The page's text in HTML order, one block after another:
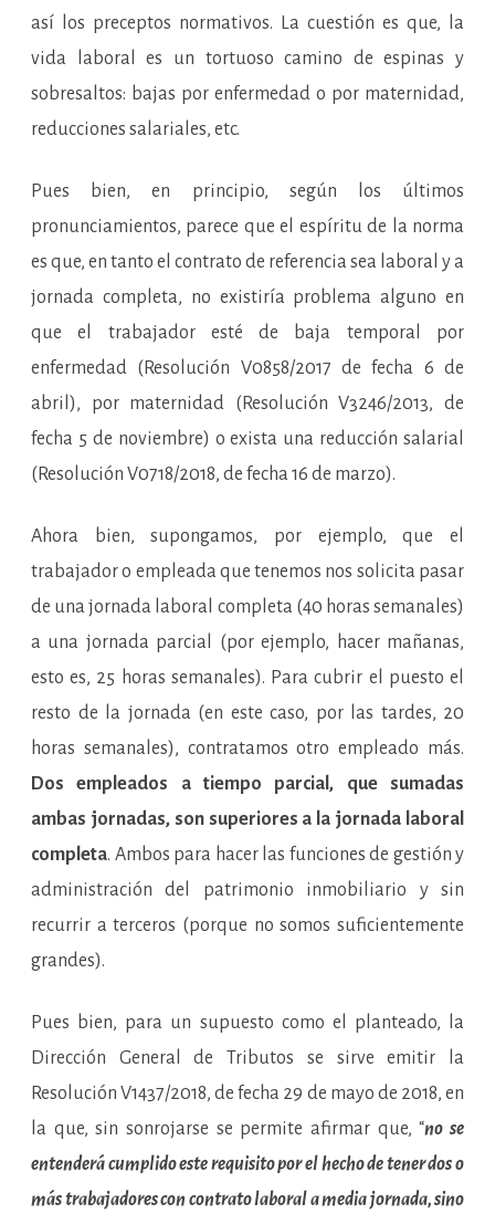
así los preceptos normativos. La cuestión es que, la
vida laboral es un tortuoso camino de espinas y
sobresaltos: bajas por enfermedad o por maternidad,
reducciones salariales, etc.
Pues bien, en principio, según los últimos
pronunciamientos, parece que el espíritu de la norma
es que, en tanto el contrato de referencia sea laboral y a
jornada completa, no existiría problema alguno en
que el trabajador esté de baja temporal por
enfermedad (Resolución V0858/2017 de fecha 6 de
abril), por maternidad (Resolución V3246/2013, de
fecha 5 de noviembre) o exista una reducción salarial
(Resolución V0718/2018, de fecha 16 de marzo).
Ahora bien, supongamos, por ejemplo, que el
trabajador o empleada que tenemos nos solicita pasar
de una jornada laboral completa (40 horas semanales)
a una jornada parcial (por ejemplo, hacer mañanas,
esto es, 25 horas semanales). Para cubrir el puesto el
resto de la jornada (en este caso, por las tardes, 20
horas semanales), contratamos otro empleado más.
Dos empleados a tiempo parcial, que sumadas
ambas jornadas, son superiores a la jornada laboral
completa. Ambos para hacer las funciones de gestión y
administración del patrimonio inmobiliario y sin
recurrir a terceros (porque no somos suficientemente
grandes).
Pues bien, para un supuesto como el planteado, la
Dirección General de Tributos se sirve emitir la
Resolución V1437/2018, de fecha 29 de mayo de 2018, en
la que, sin sonrojarse se permite afirmar que, “no se
entenderá cumplido este requisito por el hecho de tener dos o
más trabajadores con contrato laboral a media jornada, sino